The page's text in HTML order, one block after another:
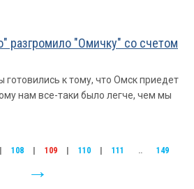
разгромило "Омичку" со счетом
к тому, что Омск приедет
нам все-таки было легче, чем мы
108 109 110 111 .. 149